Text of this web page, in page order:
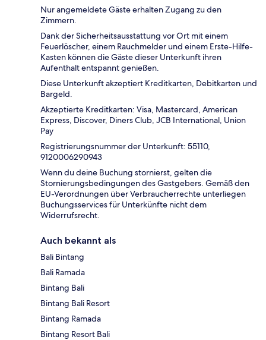
Nur angemeldete Gäste erhalten Zugang zu den
Zimmern.
Dank der Sicherheitsausstattung vor Ort mit einem
Feuerlöscher, einem Rauchmelder und einem Erste-Hilfe-
Kasten können die Gäste dieser Unterkunft ihren
Aufenthalt entspannt genießen.
Diese Unterkunft akzeptiert Kreditkarten, Debitkarten und
Bargeld.
Akzeptierte Kreditkarten: Visa, Mastercard, American
Express, Discover, Diners Club, JCB International, Union
Pay
Registrierungsnummer der Unterkunft: 55110,
9120006290943
Wenn du deine Buchung stornierst, gelten die
Stornierungsbedingungen des Gastgebers. Gemäß den
EU-Verordnungen über Verbraucherrechte unterliegen
Buchungsservices für Unterkünfte nicht dem
Widerrufsrecht.
Auch bekannt als
Bali Bintang
Bali Ramada
Bintang Bali
Bintang Bali Resort
Bintang Ramada
Bintang Resort Bali